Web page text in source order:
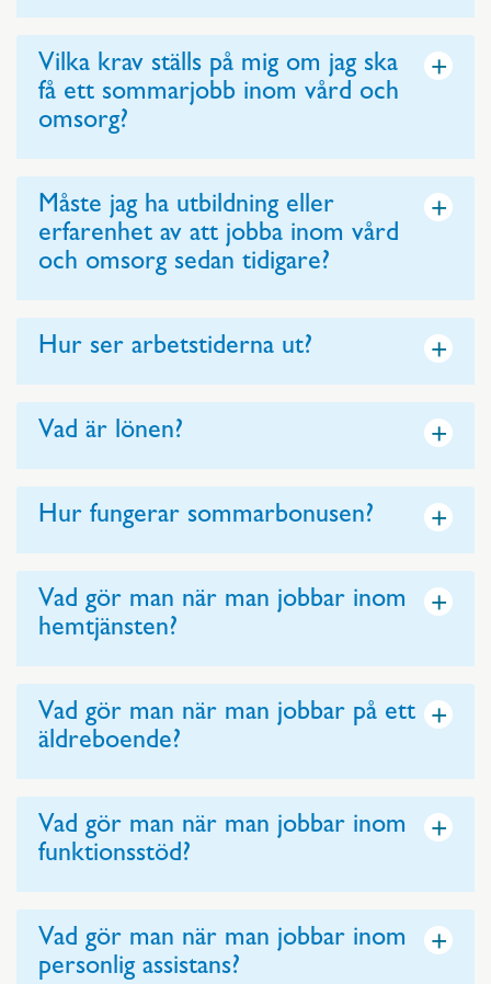
Vilka krav ställs på mig om jag ska
få ett sommarjobb inom vård och
omsorg?
+
Måste jag ha utbildning eller
erfarenhet av att jobba inom vård
och omsorg sedan tidigare?
+
Hur ser arbetstiderna ut? +
Vad är lönen? +
Hur fungerar sommarbonusen? +
Vad gör man när man jobbar inom
hemtjänsten?
+
Vad gör man när man jobbar på ett
äldreboende?
+
Vad gör man när man jobbar inom
funktionsstöd?
+
Vad gör man när man jobbar inom
personlig assistans?
+